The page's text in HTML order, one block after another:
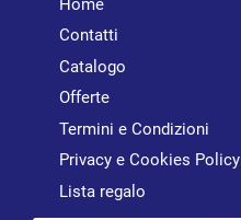
Home
Contatti
Catalogo
Offerte
Termini e Condizioni
Privacy e Cookies Policy
Lista regalo